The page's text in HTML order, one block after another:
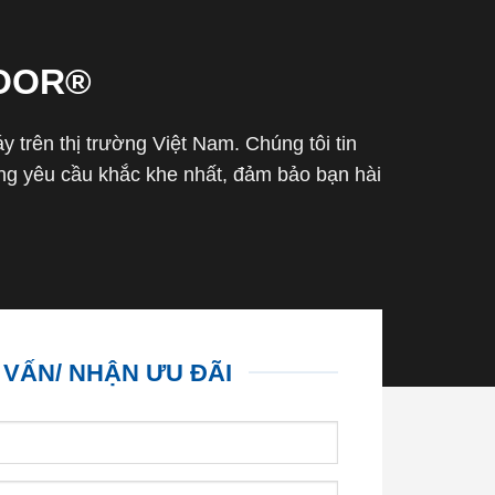
trên thị trường Việt Nam. Chúng tôi tin
yêu cầu khắc khe nhất, đảm bảo bạn hài
NHẬN ƯU ĐÃI